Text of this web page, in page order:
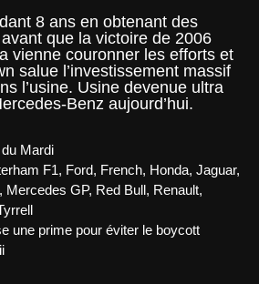
8 ans en obtenant des
que la victoire de 2006
vienne couronner les efforts et
salue l’investissement massif
l’usine. Usine devenue ultra
Benz aujourd’hui.
Mardi
F1, Ford, French, Honda,Jaguar,
, Mercedes GP, Red Bull, Renault,
une prime pour éviter le boycott